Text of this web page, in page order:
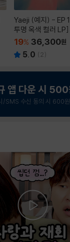
Yaeji (예지) - EP
투명 옥색 컬러 LP]
19% 36,300원
5.0 ( 2)
앱 다운 시 500
/SMS 수신 동의 시 600